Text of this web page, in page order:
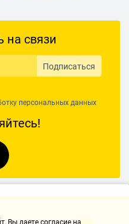
микроволн,
камеры,
от детей
для гриля - 1
на связи
Подписаться
персональных данных
Вы даете согласие на